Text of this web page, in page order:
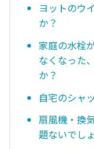
ヨットのウ
か？
家庭の水栓
なくなった
か？
自宅のシャ
扇風機・換
題ないでし